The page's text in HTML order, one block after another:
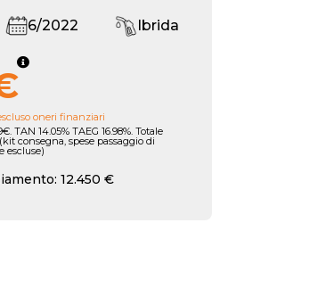
6/2022 Ibrida
oneri finanziari
TAN 14.05% TAEG 16.98%. Totale
consegna, spese passaggio di
escluse)
12.450 €